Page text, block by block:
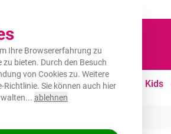
Ihre Browsererfahrung zu
bieten. Durch den Besuch
von Cookies zu. Weitere
Richtlinie. Sie können auch hier
ablehnen
Küche Outdoor Freizeit Kids